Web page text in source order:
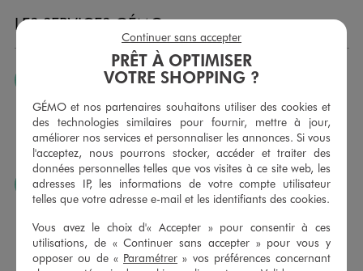
LES SERVICES GÉMO
JE PEUX CHANGER D’AVIS
Nous échangeons et vous proposons un avoir ou un
remboursement pour tout article non porté, non retouché,
sous 30 jours, sur simple présentation du ticket de caisse,
dans tous les magasins GÉMO.
JE PEUX FAIRE RETOUCHER MES ARTICLES
Ourlets, ceintures… vous avez la possibilité de faire
retoucher vos articles textiles dans nos magasins. Les tarifs
sont à votre disposition sur simple demande. Voir
conditions en magasins.
PRÊT À OPTIMISER
VOTRE SHOPPING ?
GÉMO et nos partenaires souhaitons utiliser des cookies et
des technologies similaires pour fournir, mettre à jour,
améliorer nos services et personnaliser les annonces. Si vous
l'acceptez, nous pourrons stocker, accéder et traiter des
données personnelles telles que vos visites à ce site web, les
adresses IP, les informations de votre compte utilisateur
telles que votre adresse e-mail et les identifiants des cookies.
Vous avez le choix d'« Accepter » pour consentir à ces
utilisations, de « Continuer sans accepter » pour vous y
opposer ou de « Paramétrer » vos préférences concernant
Continuer sans accepter